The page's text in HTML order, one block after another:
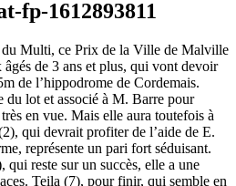
du Multi, ce Prix de la Ville de Malville
de 3 ans et plus, qui vont devoir
de l’hippodrome de Cordemais.
lot et associé à M. Barre pour
en vue. Mais elle aura toutefois à
qui devrait profiter de l’aide de E.
représente un pari fort séduisant.
reste sur un succès, elle a une
Teila (7), pour finir, qui semble en